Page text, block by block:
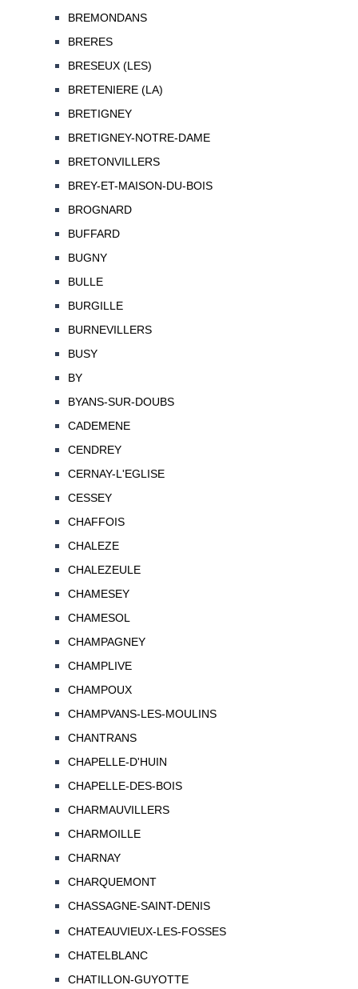
BREMONDANS
BRERES
BRESEUX (LES)
BRETENIERE (LA)
BRETIGNEY
BRETIGNEY-NOTRE-DAME
BRETONVILLERS
BREY-ET-MAISON-DU-BOIS
BROGNARD
BUFFARD
BUGNY
BULLE
BURGILLE
BURNEVILLERS
BUSY
BY
BYANS-SUR-DOUBS
CADEMENE
CENDREY
CERNAY-L'EGLISE
CESSEY
CHAFFOIS
CHALEZE
CHALEZEULE
CHAMESEY
CHAMESOL
CHAMPAGNEY
CHAMPLIVE
CHAMPOUX
CHAMPVANS-LES-MOULINS
CHANTRANS
CHAPELLE-D'HUIN
CHAPELLE-DES-BOIS
CHARMAUVILLERS
CHARMOILLE
CHARNAY
CHARQUEMONT
CHASSAGNE-SAINT-DENIS
CHATEAUVIEUX-LES-FOSSES
CHATELBLANC
CHATILLON-GUYOTTE